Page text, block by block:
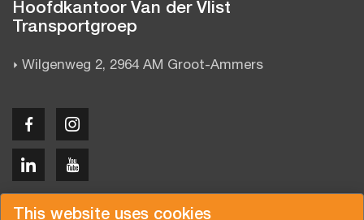
This website uses cookies
Hoofdkantoor Van der Vlist
Transportgroep
Wilgenweg 2, 2964 AM Groot-Ammers
Copyright © 2026 Van der Vlist